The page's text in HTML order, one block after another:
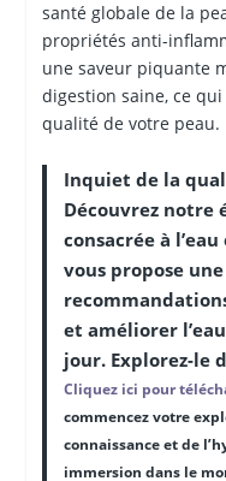
santé globale de la
propriétés anti-
une saveur piquante
digestion saine, ce
qualité de votre peau.
Inquiet de la
Découvrez notre
consacrée à
vous propose
et améliorer
jour. Explorez-le
Cliquez ici pour
commencez votre
connaissance et de
immersion dans le